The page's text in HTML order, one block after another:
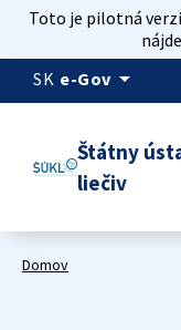
Toto je pilotná
SK e-Gov arrow_drop_down
Štátny
liečiv
Domov